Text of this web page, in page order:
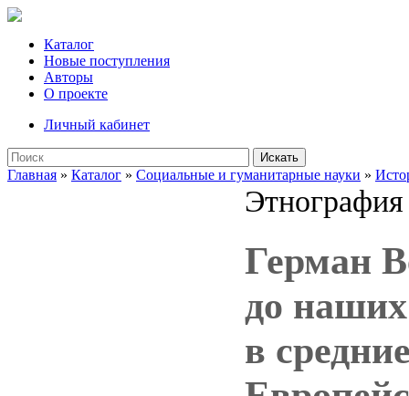
Каталог
Новые поступления
Авторы
О проекте
Личный кабинет
Искать
Главная » Каталог » Социальные и гуманитарные науки »
Этнография
Герман
до
в